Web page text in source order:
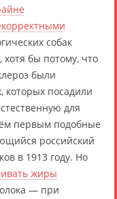
собак
, хотя бы потому, что
были
которых посадили
для
первым подобные
российский
в 1913 году. Но
жиры
— при